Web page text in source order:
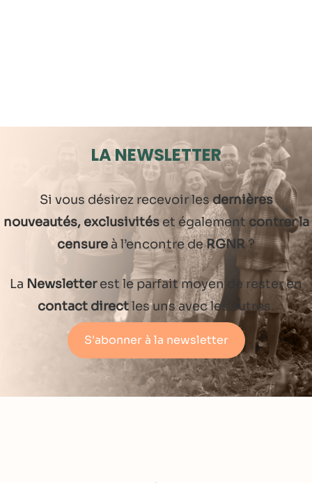
LA NEWSLETTER
Si vous désirez recevoir lesdernières
nouveautés, exclusivitéset également contrer la
censureà l’encontre deRGNR?
La Newsletterest le parfait moyen de rester en
contact directles uns avec les autres.
S'abonner à la newsletter